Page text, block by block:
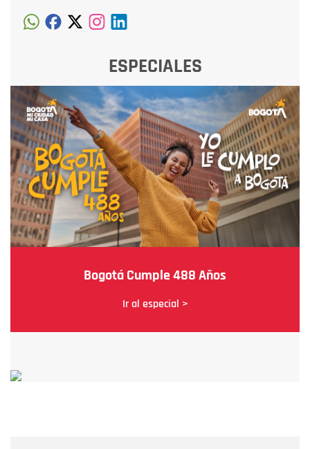
ESPECIALES
Bogotá Cumple 488 Años
Ir al especial >